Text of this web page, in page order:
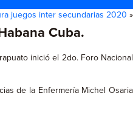
juegos inter secundarias 2020 »
Cuba.
inició el 2do. Foro Nacional
de la Enfermería Michel Osaria